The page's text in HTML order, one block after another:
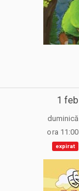
1 feb
duminică
ora 11:00
expirat